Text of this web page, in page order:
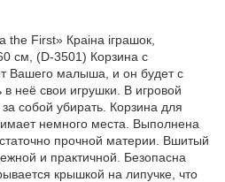
First» Краіна іграшок,
см, (D-3501) Корзина с
Вашего малыша, и он будет с
неё свои игрушки. В игровой
собой убирать. Корзина для
немного места. Выполнена
прочной материи. Вшитый
и практичной. Безопасна
крышкой на липучке, что